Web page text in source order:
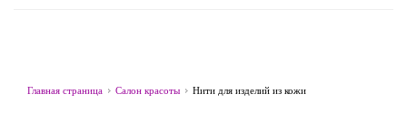
Главная страница Салон красоты Нити для изделий из кожи